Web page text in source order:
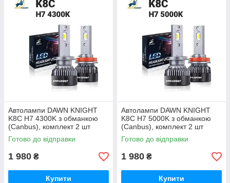
Автолампи DAWN KNIGHT
K8C H7 4300K з обманкою
(Canbus), комплект 2 шт
Готово до відправки
1 980 ₴
Купити
Автолампи DAWN KNIGHT
K8C H7 5000K з обманкою
(Canbus), комплект 2 шт
Готово до відправки
1 980 ₴
Купити